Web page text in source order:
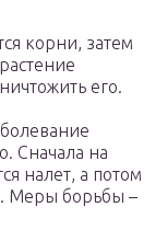
корни, затем
его.
Сначала на
налет, а потом
Меры борьбы –